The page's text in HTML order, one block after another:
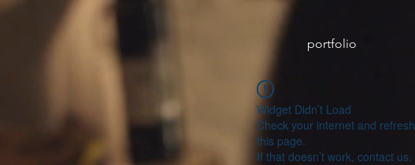
portfolio
Widget Didn’t Load
Check your internet and refresh
this page.
If that doesn’t work, contact us.